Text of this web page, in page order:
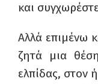
και
Αλλά επιμένω
ζητά μια
ελπίδας, στον